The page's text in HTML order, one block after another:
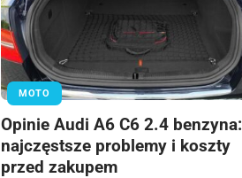
MOTO
Opinie Audi A6 C6 2.4 benzyna:
najczęstsze problemy i koszty
przed zakupem